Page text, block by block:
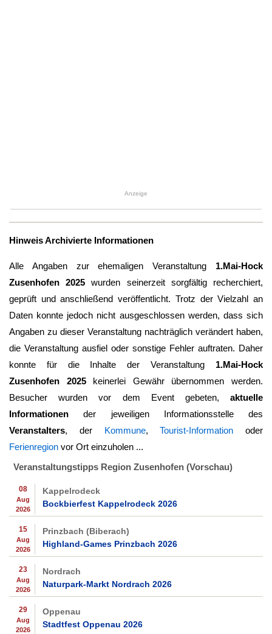
Anzeige
Hinweis Archivierte Informationen
Alle Angaben zur ehemaligen Veranstaltung 1.Mai-Hock
Zusenhofen 2025 wurden seinerzeit sorgfältig recherchiert,
geprüft und anschließend veröffentlicht. Trotz der Vielzahl an
Daten konnte jedoch nicht ausgeschlossen werden, dass sich
Angaben zu dieser Veranstaltung nachträglich verändert haben,
die Veranstaltung ausfiel oder sonstige Fehler auftraten. Daher
konnte für die Inhalte der Veranstaltung 1.Mai-Hock
Zusenhofen 2025keinerlei Gewähr übernommen werden.
Besucher wurden vor dem Event gebeten, aktuelle
Informationen der jeweiligen Informationsstelle des
Veranstalters, der Kommune,Tourist-Information oder
Ferienregion vor Ort einzuholen ...
Veranstaltungstipps Region Zusenhofen (Vorschau)
08
Aug
2026
Kappelrodeck
Bockbierfest Kappelrodeck 2026
15
Aug
2026
Prinzbach (Biberach)
Highland-Games Prinzbach 2026
23
Aug
2026
Nordrach
Naturpark-Markt Nordrach 2026
29
Aug
2026
Oppenau
Stadtfest Oppenau 2026